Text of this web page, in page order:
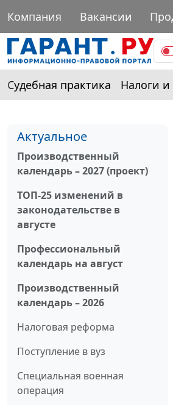
Компания Вакансии
Судебная практика Налоги и
Актуальное
Производственный
календарь – 2027 (проект)
ТОП-25 изменений в
законодательстве в
августе
Профессиональный
календарь на август
Производственный
календарь – 2026
Налоговая реформа
Поступление в вуз
Специальная военная
операция